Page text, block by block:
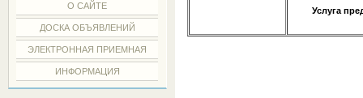
О САЙТЕ
ДОСКА ОБЪЯВЛЕНИЙ
ЭЛЕКТРОННАЯ ПРИЕМНАЯ
ИНФОРМАЦИЯ
Услуга